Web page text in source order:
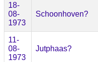
18-
08-
1973
Schoonhoven?
11-
08-
1973
Jutphaas?